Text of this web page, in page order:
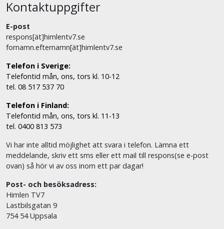
Kontaktuppgifter
E-post
respons[ät]himlentv7.se
fornamn.efternamn[ät]himlentv7.se
Telefon i Sverige:
Telefontid mån, ons, tors kl. 10-12
tel. 08 517 537 70
Telefon i Finland:
Telefontid mån, ons, tors kl. 11-13
tel. 0400 813 573
Vi har inte alltid möjlighet att svara i telefon. Lämna ett
meddelande, skriv ett sms eller ett mail till respons(se e-post
ovan) så hör vi av oss inom ett par dagar!
Post- och besöksadress:
Himlen TV7
Lastbilsgatan 9
754 54 Uppsala